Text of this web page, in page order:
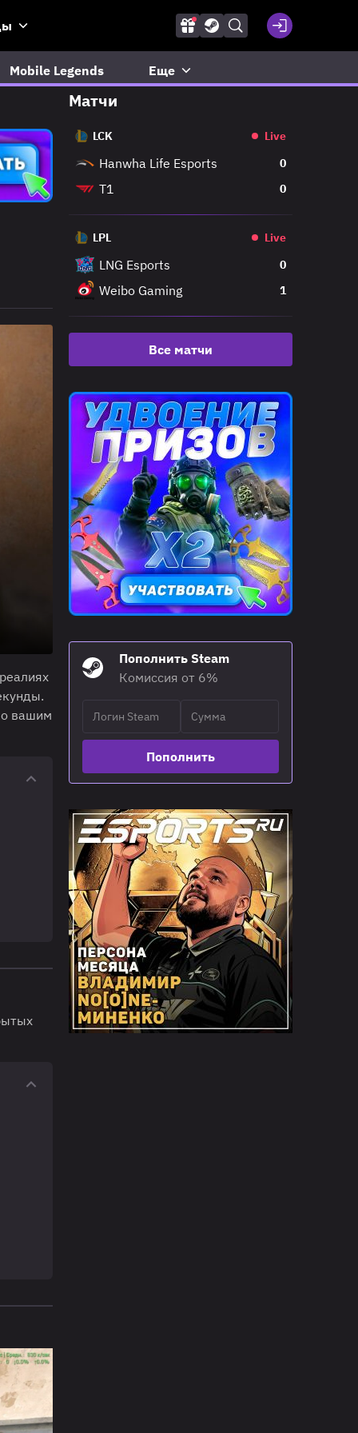
Mobile Legends Еще
вашим
Матчи
LCK Live
Hanwha Life Esports 0
T1 0
LPL Live
LNG Esports 0
Weibo Gaming 1
Все матчи
Пополнить Steam
Комиссия от 6%
Пополнить